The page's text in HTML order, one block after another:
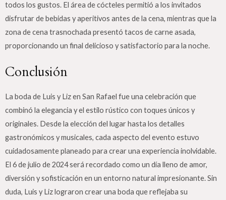
todos los gustos. El área de cócteles permitió a los invitados
disfrutar de bebidas y aperitivos antes de la cena, mientras que la
zona de cena trasnochada presentó tacos de carne asada,
proporcionando un final delicioso y satisfactorio para la noche.
Conclusión
La boda de Luis y Liz en San Rafael fue una celebración que
combinó la elegancia y el estilo rústico con toques únicos y
originales. Desde la elección del lugar hasta los detalles
gastronómicos y musicales, cada aspecto del evento estuvo
cuidadosamente planeado para crear una experiencia inolvidable.
El 6 de julio de 2024 será recordado como un día lleno de amor,
diversión y sofisticación en un entorno natural impresionante. Sin
duda, Luis y Liz lograron crear una boda que reflejaba su